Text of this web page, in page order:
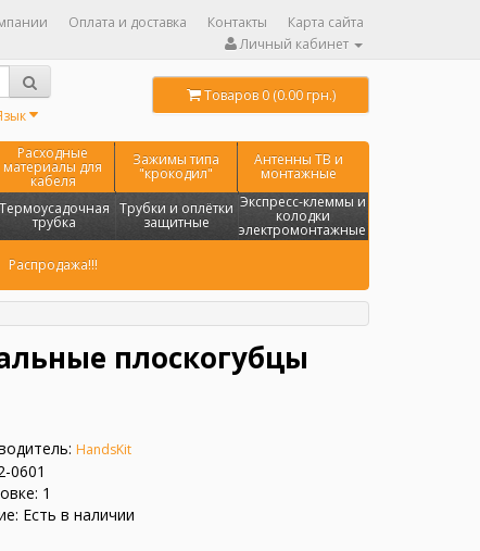
Оплата и доставка Контакты
Карта сайта
Личный кабинет
Товаров 0 (0.00 грн.)
Расходные
материалы для
кабеля
Зажимы типа
"крокодил"
Антенны ТВ и
монтажные
Термоусадочная
трубка
Трубки и оплётки
защитные
Экспресс-клеммы и
колодки
электромонтажные
Распродажа!!!
плоскогубцы
HandsKit
0601
1
Есть в наличии